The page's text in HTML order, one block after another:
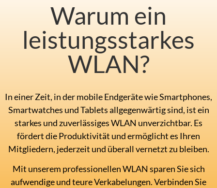
Warum ein
leistungsstarkes
WLAN?
In einer Zeit, in der mobile Endgeräte wie Smartphones,
Smartwatches und Tablets allgegenwärtig sind, ist ein
starkes und zuverlässiges WLAN unverzichtbar. Es
fördert die Produktivität und ermöglicht es Ihren
Mitgliedern, jederzeit und überall vernetzt zu bleiben.
Mit unserem professionellen WLAN sparen Sie sich
aufwendige und teure Verkabelungen. Verbinden Sie